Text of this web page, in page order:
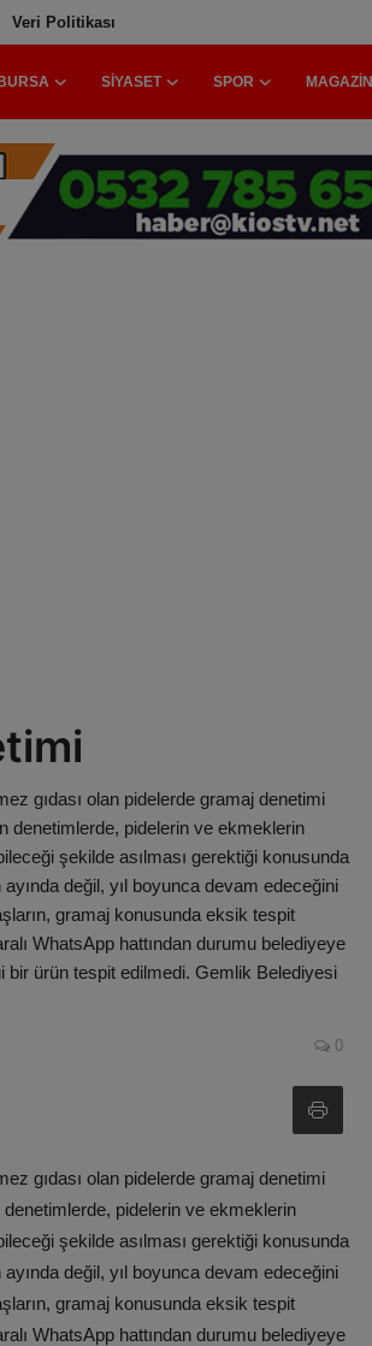
Veri Politikası
BURSA SIYASET SPOR MAGAZIN
gıdası olan pidelerde gramaj denetimi
denetimlerde, pidelerin ve ekmeklerin
şekilde asılması gerektiği konusunda
değil, yıl boyunca devam edeceğini
gramaj konusunda eksik tespit
WhatsApp hattından durumu belediyeye
bir ürün tespit edilmedi. Gemlik Belediyesi
0
gıdası olan pidelerde gramaj denetimi
pidelerin ve ekmeklerin
şekilde asılması gerektiği konusunda
değil, yıl boyunca devam edeceğini
gramaj konusunda eksik tespit
WhatsApp hattından durumu belediyeye